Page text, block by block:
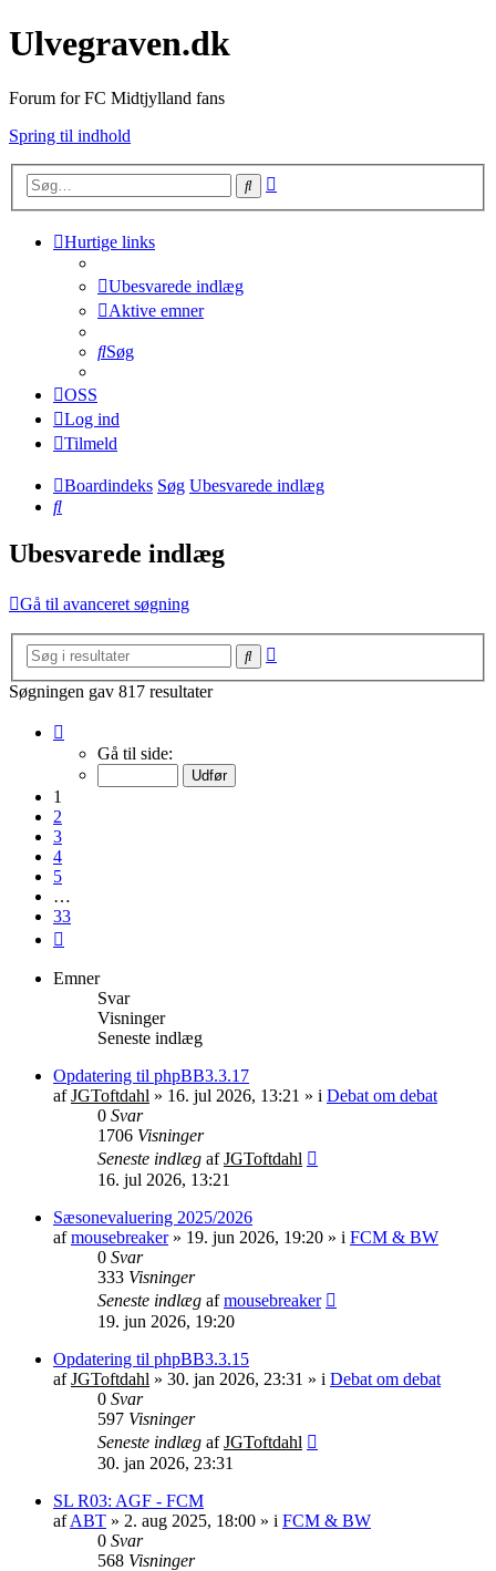
Ulvegraven.dk
Forum for FC Midtjylland fans
Spring til indhold
Søg
Hurtige links
Ubesvarede indlæg
Aktive emner
Søg
OSS
Log ind
Tilmeld
Boardindeks Søg Ubesvarede indlæg
Søg
Ubesvarede indlæg
Gå til avanceret søgning
Søg
Søgningen gav 817 resultater
Gå til side:
1
2
3
4
5
…
33
Emner
Svar
Visninger
Seneste indlæg
Opdatering til phpBB3.3.17
afJGToftdahl » 16. jul 2026, 13:21 » i Debat om debat
0 Svar
1706 Visninger
Seneste indlæg afJGToftdahl
16. jul 2026, 13:21
Sæsonevaluering 2025/2026
afmousebreaker» 19. jun 2026, 19:20 » i FCM & BW
0 Svar
333 Visninger
Seneste indlæg afmousebreaker
19. jun 2026, 19:20
Opdatering til phpBB3.3.15
afJGToftdahl » 30. jan 2026, 23:31 » i Debat om debat
0 Svar
597 Visninger
Seneste indlæg afJGToftdahl
30. jan 2026, 23:31
SL R03: AGF - FCM
afABT » 2. aug 2025, 18:00 » i FCM & BW
0 Svar
568 Visninger